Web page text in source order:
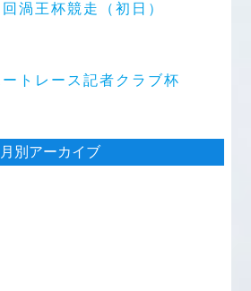
渦王杯競走（初日）
ートレース記者クラブ杯
月別アーカイブ